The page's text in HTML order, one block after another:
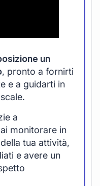
un
, pronto a fornirti
e a guidarti in
a
monitorare in
tua attività,
e avere un